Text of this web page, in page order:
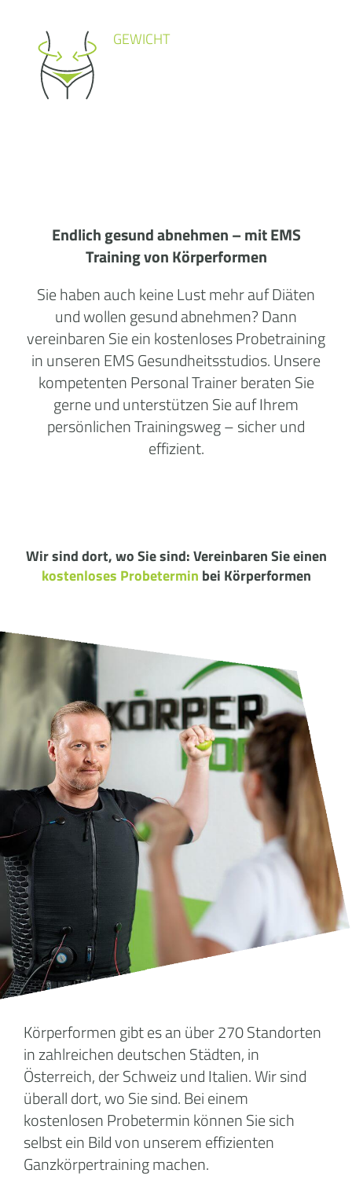
GEWICHT
Endlich gesund abnehmen – mit EMS
Training von Körperformen
Sie haben auch keine Lust mehr auf Diäten
und wollen gesund abnehmen? Dann
vereinbaren Sie ein kostenloses Probetraining
in unserenEMS Gesundheitsstudios. Unsere
kompetenten Personal Trainer beraten Sie
gerne und unterstützen Sie auf Ihrem
persönlichen Trainingsweg – sicher und
effizient.
Wir sind dort, wo Sie sind: Vereinbaren Sie einen
kostenloses Probetermin bei Körperformen
Körperformen gibt es an über 270 Standorten
in zahlreichen deutschen Städten, in
Österreich, der Schweiz und Italien. Wir sind
überall dort, wo Sie sind. Bei einem
kostenlosen Probetermin können Sie sich
selbst ein Bild von unserem effizienten
Ganzkörpertraining machen.